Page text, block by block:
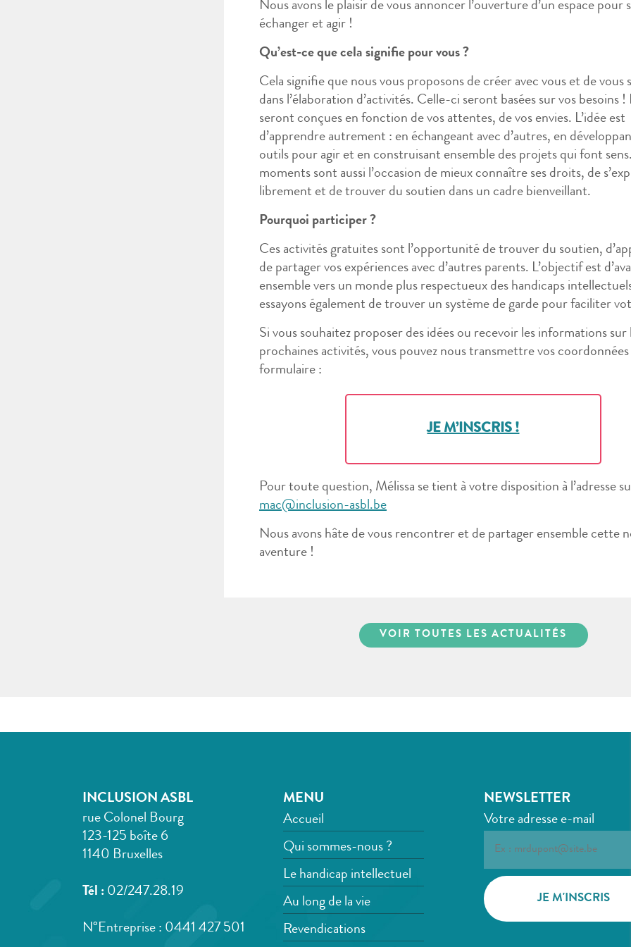
Nous avons le plaisir de vous annoncer l’ouverture d’un espace pour
échanger et agir !
Qu’est-ce que cela signifie pour vous ?
Cela signifie que nous vous proposons de créer avec vous et de vous
dans l’élaboration d’activités. Celle-ci seront basées sur vos besoins !
seront conçues en fonction de vos attentes, de vos envies. L’idée est
d’apprendre autrement : en échangeant avec d’autres, en
outils pour agir et en construisant ensemble des projets qui font
moments sont aussi l’occasion de mieux connaître ses droits, de
librement et de trouver du soutien dans un cadre bienveillant.
Pourquoi participer ?
Ces activités gratuites sont l’opportunité de trouver du soutien,
de partager vos expériences avec d’autres parents. L’objectif est
ensemble vers un monde plus respectueux des handicaps
essayons également de trouver un système de garde pour faciliter
Si vous souhaitez proposer des idées ou recevoir les informations sur
prochaines activités, vous pouvez nous transmettre vos coordonnées
formulaire :
JE M’INSCRIS !
Pour toute question, Mélissa se tient à votre disposition à l’adresse
mac@inclusion-asbl.be
Nous avons hâte de vous rencontrer et de partager ensemble cette
aventure !
VOIR TOUTES LES ACTUALITÉS
INCLUSION ASBL
rue Colonel Bourg
123-125 boîte 6
1140 Bruxelles
Tél : 02/247.28.19
N°Entreprise : 0441 427 501
MENU
Accueil
Qui sommes-nous ?
Le handicap intellectuel
Au long de la vie
Revendications
NEWSLETTER
Votre adresse e-mail